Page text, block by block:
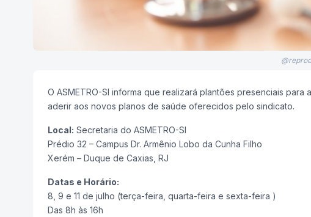
O ASMETRO-SI informa que realizará plantões presenciais
aderir aos novos planos de saúde oferecidos pelo sindicato.
Local: Secretaria do ASMETRO-SI
Prédio 32 – Campus Dr. Armênio Lobo da Cunha Filho
Xerém – Duque de Caxias, RJ
Datas e Horário:
8, 9 e 11 de julho (terça-feira, quarta-feira e sexta-feira )
Das 8h às 16h